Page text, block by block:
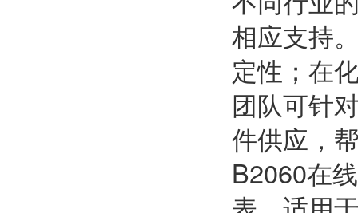
相应支持
定性；在
团队可针
件供应，
B2060在